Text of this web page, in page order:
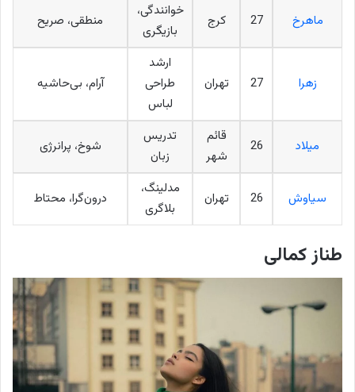
ماهرخ 27 کرج
خوانندگی،
بازیگری
منطقی، صریح
زهرا 27 تهران
ارشد
طراحی
لباس
آرام، بی‌حاشیه
میلاد 26
قائم
شهر
تدریس
زبان
شوخ، پرانرژی
سیاوش 26 تهران
مدلینگ،
بلاگری
درون‌گرا، محتاط
طناز کمالی